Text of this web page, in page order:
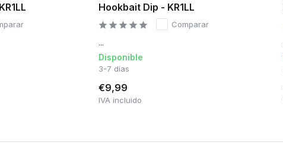
Hookbait Dip - KR1LL
Comparar
...
Disponible
3-7 días
€9,99
IVA incluido